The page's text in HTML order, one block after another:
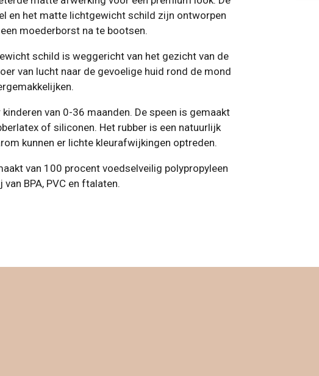
en het matte lichtgewicht schild zijn ontworpen
moederborst na te bootsen.
schild is weggericht van het gezicht van de
van lucht naar de gevoelige huid rond de mond
van 0-36 maanden. De speen is gemaakt
of siliconen. Het rubber is een natuurlijk
kunnen er lichte kleurafwijkingen optreden.
van 100 procent voedselveilig polypropyleen
BPA, PVC en ftalaten.